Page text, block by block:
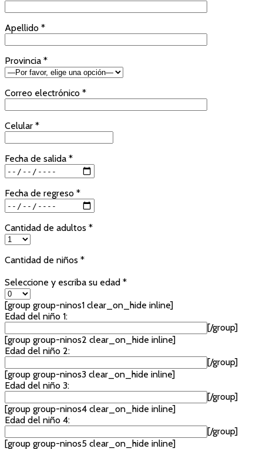
Apellido *
Provincia *
Correo electrónico *
Celular *
Fecha de salida *
Fecha de regreso *
Cantidad de adultos *
Cantidad de niños *
Seleccione y escriba su edad *
[group group-ninos1 clear_on_hide inline]
Edad del niño 1:
[/group]
[group group-ninos2 clear_on_hide inline]
Edad del niño 2:
[/group]
[group group-ninos3 clear_on_hide inline]
Edad del niño 3:
[/group]
[group group-ninos4 clear_on_hide inline]
Edad del niño 4:
[/group]
[group group-ninos5 clear_on_hide inline]